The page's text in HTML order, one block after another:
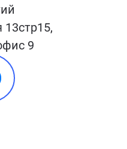
13стр15,
9